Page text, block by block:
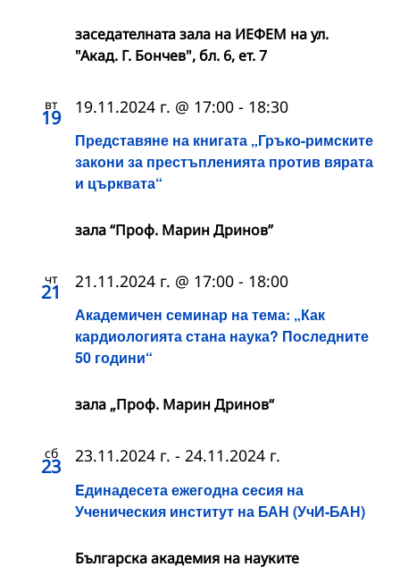
заседателната зала на ИЕФЕМ на ул.
"Акад. Г. Бончев", бл. 6, ет. 7
вт
19
Представяне на книгата „Гръко-римските
закони за престъпленията против вярата
и църквата“
19.11.2024 г. @ 17:00 - 18:30
зала “Проф. Марин Дринов”
чт
21
Академичен семинар на тема: „Как
кардиологията стана наука? Последните
50 години“
21.11.2024 г. @ 17:00 - 18:00
зала „Проф. Марин Дринов“
сб
23
Eдинадесета ежегодна сесия на
Ученическия институт на БАН (УчИ-БАН)
23.11.2024 г. - 24.11.2024 г.
Българска академия на науките